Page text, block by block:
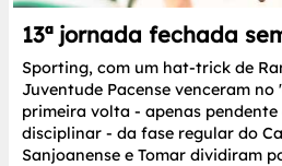
13ª jornada fechada
Sporting, com um hat-trick de
Juventude Pacense venceram no
primeira volta - apenas pendente
disciplinar - da fase regular do
Sanjoanense e Tomar dividiram